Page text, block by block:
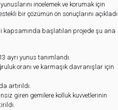
incelemek ve korumak için
bir çözümün ön sonuçlarını açıkladı
kapsamında başlatılan projede şu ana
ayrı yunus tanımlandı.
oranı ve karmaşık davranışlar için
artırıldı.
giren gemilere kolluk kuvvetlerinin